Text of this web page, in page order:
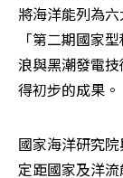
將海洋能列為
「第二期國家
浪與黑潮發電
得初步的成果。
國家海洋研究
定距國家及洋